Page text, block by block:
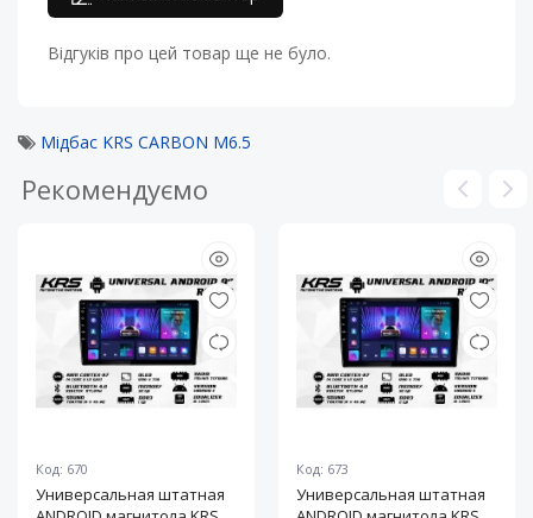
Відгуків про цей товар ще не було.
Мідбас KRS CARBON M6.5
Рекомендуємо
Код: 670
Универсальная штатная
Код: 673
Универсальная штатная